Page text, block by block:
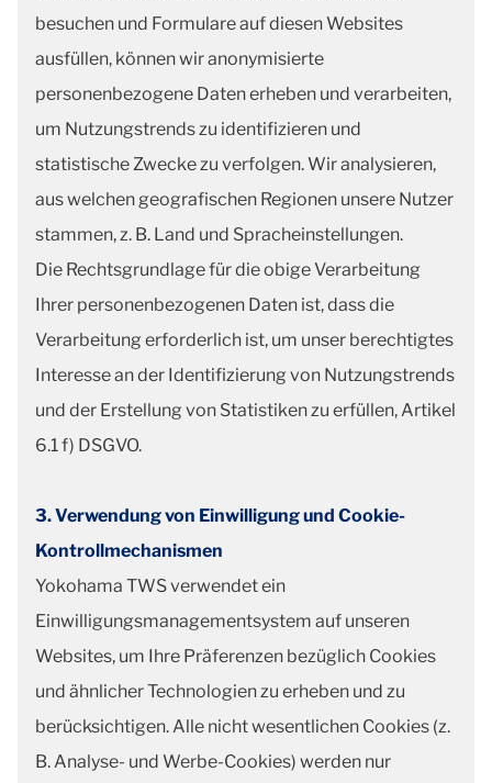
besuchen und Formulare auf diesen Websites
ausfüllen, können wir anonymisierte
personenbezogene Daten erheben und verarbeiten,
um Nutzungstrends zu identifizieren und
statistische Zwecke zu verfolgen. Wir analysieren,
aus welchen geografischen Regionen unsere Nutzer
stammen, z. B. Land und Spracheinstellungen.
Die Rechtsgrundlage für die obige Verarbeitung
Ihrer personenbezogenen Daten ist, dass die
Verarbeitung erforderlich ist, um unser berechtigtes
Interesse an der Identifizierung von Nutzungstrends
und der Erstellung von Statistiken zu erfüllen, Artikel
6.1 f) DSGVO.
3. Verwendung von Einwilligung und Cookie-
Kontrollmechanismen
Yokohama TWS verwendet ein
Einwilligungsmanagementsystem auf unseren
Websites, um Ihre Präferenzen bezüglich Cookies
und ähnlicher Technologien zu erheben und zu
berücksichtigen. Alle nicht wesentlichen Cookies (z.
B. Analyse- und Werbe-Cookies) werden nur